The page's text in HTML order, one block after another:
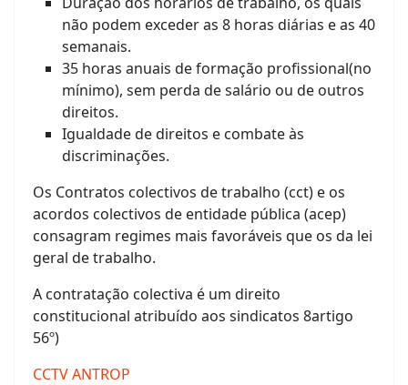
não podem exceder as 8 horas diárias e as 40
semanais.
35 horas anuais de formação profissional(no
mínimo), sem perda de salário ou de outros
direitos.
Igualdade de direitos e combate às
discriminações.
Os Contratos colectivos de trabalho (cct) e os
acordos colectivos de entidade pública (acep)
consagram regimes mais favoráveis que os da lei
geral de trabalho.
A contratação colectiva é um direito
constitucional atribuído aos sindicatos 8artigo
56º)
CCTV ANTROP